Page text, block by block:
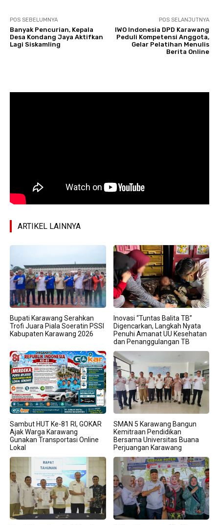
POS SEBELUMNYA
Banyak Pencurian, Kepala
Desa Kondang Jaya Aktifkan
Lagi Siskamling
POS SELANJUTNYA
IWO Indonesia DPD Karawang
Peduli Kompetensi Anggota,
Gelar Pelatihan Menulis
Berita Online
ARTIKEL LAINNYA
Bupati Karawang Serahkan
Trofi Juara Piala Soeratin PSSI
Kabupaten Karawang 2026
Inovasi “Tuntas Balita TB”
Digencarkan, Langkah Nyata
Penuhi Amanat UU Kesehatan
dan Penanggulangan TB
Sambut HUT Ke-81 RI, GOKAR
Ajak Warga Karawang
Gunakan Transportasi Online
Lokal
SMAN 5 Karawang Bangun
Kemitraan Pendidikan
Bersama Universitas Buana
Perjuangan Karawang